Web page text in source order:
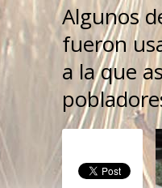
Algunos
fueron
a la que